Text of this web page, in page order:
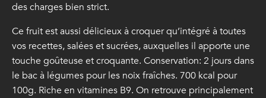
des charges bien strict.
Ce fruit est aussi délicieux à croquer qu’intégré à toutes
vos recettes, salées et sucrées, auxquelles il apporte une
touche goûteuse et croquante. Conservation: 2 jours dans
le bac à légumes pour les noix fraîches. 700 kcal pour
100g. Riche en vitamines B9. On retrouve principalement